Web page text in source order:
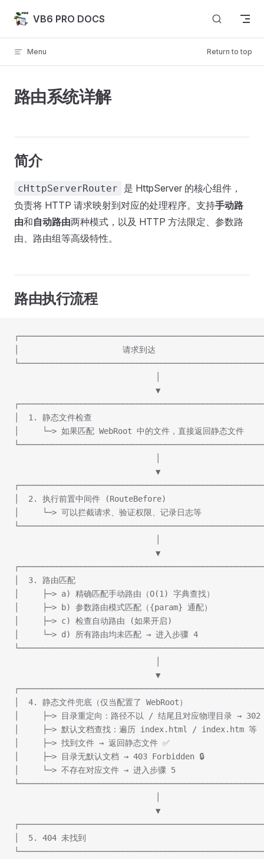
Skip to content
VB6 PRO DOCS
Menu Return to top
路由系统详解
简介
cHttpServerRouter
是 HttpServer 的核心组件，
负责将 HTTP 请求映射到对应的处理程序。支持手动路
由和自动路由两种模式，以及 HTTP 方法限定、参数路
由、路由组等高级特性。
路由执行流程
│                      请求到达
                              ▼
│  1. 静态文件检查
│     └─> 如果匹配 WebRoot 中的文件，直接返回静态文
                              ▼
│  2. 执行前置中间件 (RouteBefore)
│     └─> 可以拦截请求、验证权限、记录日志等
                              ▼
│  3. 路由匹配
│     ├─> a) 精确匹配手动路由（O(1) 字典查找）
│     ├─> b) 参数路由模式匹配（{param} 通配）
│     ├─> c) 检查自动路由 (如果开启)
│     └─> d) 所有路由均未匹配 → 进入步骤 4
                              ▼
│  4. 静态文件兜底（仅当配置了 WebRoot）
│     ├─> 目录重定向：路径不以 / 结尾且对应物理目录 →
│     ├─> 默认文档查找：遍历 index.html / index.htm
│     ├─> 找到文件 → 返回静态文件 ✅
│     ├─> 目录无默认文档 → 403 Forbidden 🔒
│     └─> 不存在对应文件 → 进入步骤 5
                              ▼
│  5. 404 未找到